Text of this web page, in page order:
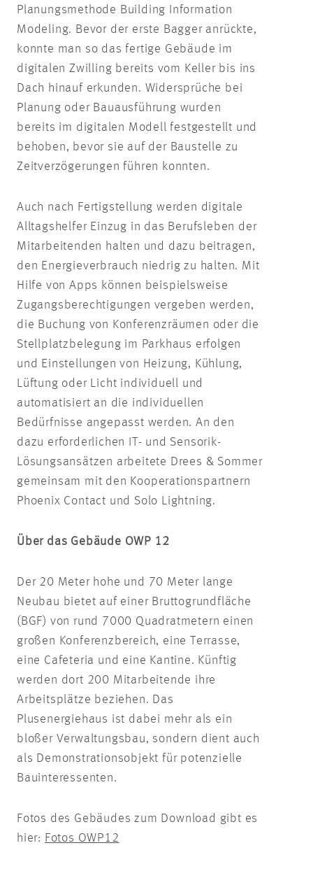
Planungsmethode Building Information
Modeling. Bevor der erste Bagger anrückte,
konnte man so das fertige Gebäude im
digitalen Zwilling bereits vom Keller bis ins
Dach hinauf erkunden. Widersprüche bei
Planung oder Bauausführung wurden
bereits im digitalen Modell festgestellt und
behoben, bevor sie auf der Baustelle zu
Zeitverzögerungen führen konnten.
Auch nach Fertigstellung werden digitale
Alltagshelfer Einzug in das Berufsleben der
Mitarbeitenden halten und dazu beitragen,
den Energieverbrauch niedrig zu halten. Mit
Hilfe von Apps können beispielsweise
Zugangsberechtigungen vergeben werden,
die Buchung von Konferenzräumen oder die
Stellplatzbelegung im Parkhaus erfolgen
und Einstellungen von Heizung, Kühlung,
Lüftung oder Licht individuell und
automatisiert an die individuellen
Bedürfnisse angepasst werden. An den
dazu erforderlichen IT- und Sensorik-
Lösungsansätzen arbeitete Drees & Sommer
gemeinsam mit den Kooperationspartnern
Phoenix Contact und Solo Lightning.
Über das Gebäude OWP 12
Der 20 Meter hohe und 70 Meter lange
Neubau bietet auf einer Bruttogrundfläche
(BGF) von rund 7000 Quadratmetern einen
großen Konferenzbereich, eine Terrasse,
eine Cafeteria und eine Kantine. Künftig
werden dort 200 Mitarbeitende ihre
Arbeitsplätze beziehen. Das
Plusenergiehaus ist dabei mehr als ein
bloßer Verwaltungsbau, sondern dient auch
als Demonstrationsobjekt für potenzielle
Bauinteressenten.
Fotos des Gebäudes zum Download gibt es
hier: Fotos OWP12